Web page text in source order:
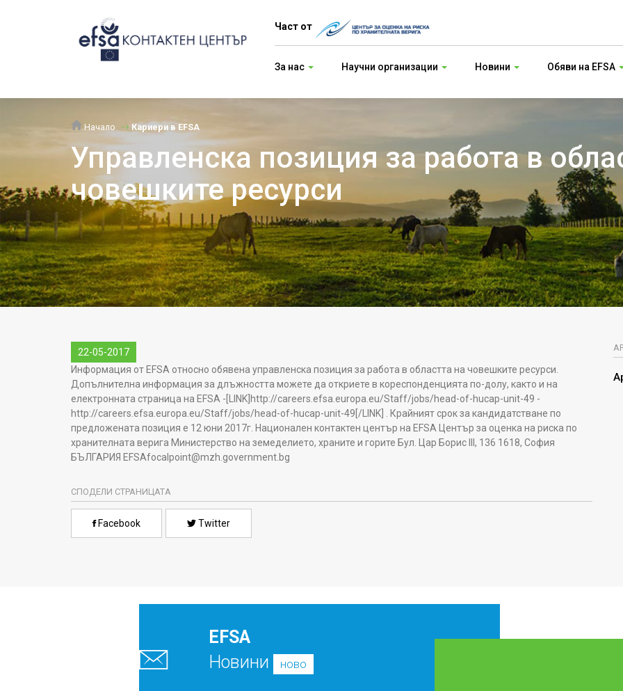
Част от
За нас Научни организации Новини Обяви на EFSA
Начало Кариери в EFSA
Управленска позиция за работа в
човешките ресурси
22-05-2017
Информация от EFSA относно обявена управленска позиция за работа в областта на човешките ресурси.
Допълнителна информация за длъжността можете да откриете в кореспонденцията по-долу, както и на
електронната страница на EFSA -[LINK]http://careers.efsa.europa.eu/Staff/jobs/head-of-hucap-unit-49 -
http://careers.efsa.europa.eu/Staff/jobs/head-of-hucap-unit-49[/LINK] . Крайният срок за кандидатстване по
предложената позиция е 12 юни 2017г. Национален контактен център на EFSA Център за оценка на риска по
хранителната верига Министерство на земеделието, храните и горите Бул. Цар Борис III, 136 1618, София
БЪЛГАРИЯ EFSAfocalpoint@mzh.government.bg
СПОДЕЛИ СТРАНИЦАТА
Facebook Twitter
EFSA
Новини
ново